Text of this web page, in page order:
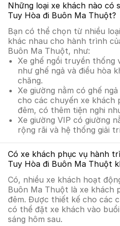
Những loại xe khách nào có
Tuy Hòa đi Buôn Ma Thuột?
Bạn có thể chọn từ nhiều
khác nhau cho hành trình
Buôn Ma Thuột, như:
Xe ghế ngồi truyền thống
như ghế ngả và điều hòa
chăng.
Xe giường nằm có ghế
cho các chuyến xe khách
đêm, có thêm tiện nghi
Xe giường VIP có giường
rộng rãi và hệ thống giải
Có xe khách phục vụ hành
Tuy Hòa đi Buôn Ma Thuột
Có, nhiều xe khách hoạt
Buôn Ma Thuột là xe khách
đêm. Được thiết kế cho các
có thể đặt xe khách vào
sáng hôm sau.